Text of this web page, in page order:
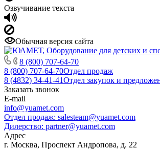
Озвучивание текста
Обычная версия сайта
8 (800) 707-64-70
8 (800) 707-64-70Отдел продаж
8 (4832) 34-41-41Отдел закупок и
Заказать звонок
E-mail
info@yuamet.com
Отдел продаж: salesteam@yuamet.com
Дилерство: partner@yuamet.com
Адрес
г. Москва, Проспект Андропова, д. 22